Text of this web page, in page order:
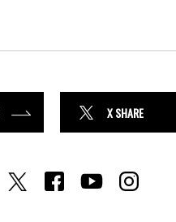
X SHARE